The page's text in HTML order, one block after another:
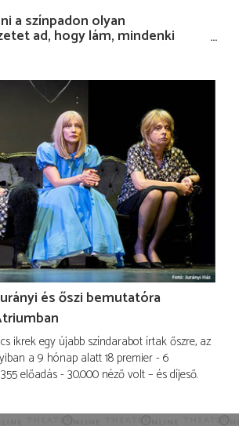
a színpadon olyan
ad, hogy lám, mindenki
magammal…”
és őszi bemutatóra
ikrek egy újabb színdarabot írtak őszre, az
a 9 hónap alatt 18 premier - 6
előadás - 30.000 néző volt – és díjeső.